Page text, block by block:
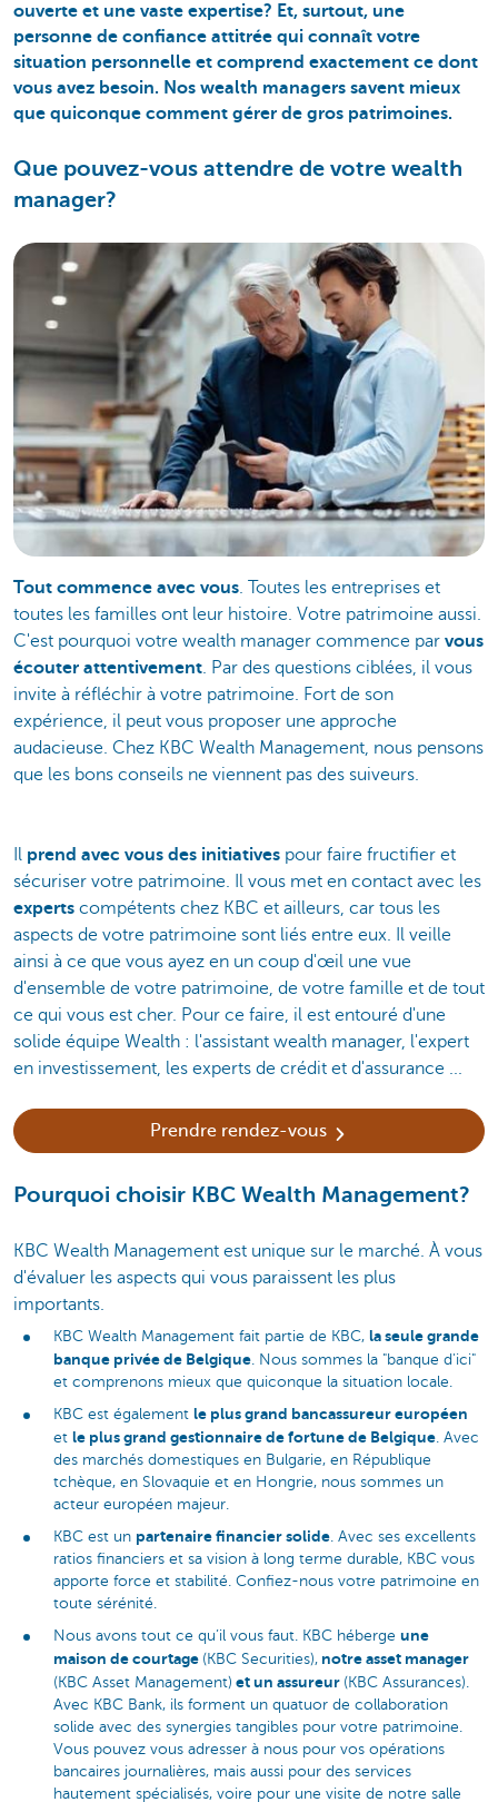
ouverte et une vaste expertise? Et, surtout, une
personne de confiance attitrée qui connaît votre
situation personnelle et comprend exactement ce dont
vous avez besoin. Nos wealth managers savent mieux
que quiconque comment gérer de gros patrimoines.
Que pouvez-vous attendre de votre wealth
manager?
Tout commence avec vous. Toutes les entreprises et
toutes les familles ont leur histoire. Votre patrimoine aussi.
C'est pourquoi votre wealth manager commence par vous
écouter attentivement. Par des questions ciblées, il vous
invite à réfléchir à votre patrimoine. Fort de son
expérience, il peut vous proposer une approche
audacieuse. Chez KBC Wealth Management, nous pensons
que les bons conseils ne viennent pas des suiveurs.
Il prend avec vous des initiatives pour faire fructifier et
sécuriser votre patrimoine. Il vous met en contact avec les
experts compétents chez KBC et ailleurs, car tous les
aspects de votre patrimoine sont liés entre eux. Il veille
ainsi à ce que vous ayez en un coup d'œil une vue
d'ensemble de votre patrimoine, de votre famille et de tout
ce qui vous est cher. Pour ce faire, il est entouré d'une
solide équipe Wealth : l'assistant wealth manager, l'expert
en investissement, les experts de crédit et d'assurance ...
Prendre rendez-vous
Pourquoi choisir KBC Wealth Management?
KBC Wealth Management est unique sur le marché. À vous
d'évaluer les aspects qui vous paraissent les plus
importants.
KBC Wealth Management fait partie de KBC, la seule grande
banque privée de Belgique. Nous sommes la "banque d'ici"
et comprenons mieux que quiconque la situation locale.
KBC est également le plus grand bancassureur européen
et le plus grand gestionnaire de fortune de Belgique. Avec
des marchés domestiques en Bulgarie, en République
tchèque, en Slovaquie et en Hongrie, nous sommes un
acteur européen majeur.
KBC est un partenaire financier solide. Avec ses excellents
ratios financiers et sa vision à long terme durable, KBC vous
apporte force et stabilité. Confiez-nous votre patrimoine en
toute sérénité.
Nous avons tout ce qu’il vous faut. KBC héberge une
maison de courtage (KBC Securities), notre asset manager
(KBC Asset Management) et un assureur (KBC Assurances).
Avec KBC Bank, ils forment un quatuor de collaboration
solide avec des synergies tangibles pour votre patrimoine.
Vous pouvez vous adresser à nous pour vos opérations
bancaires journalières, mais aussi pour des services
hautement spécialisés, voire pour une visite de notre salle